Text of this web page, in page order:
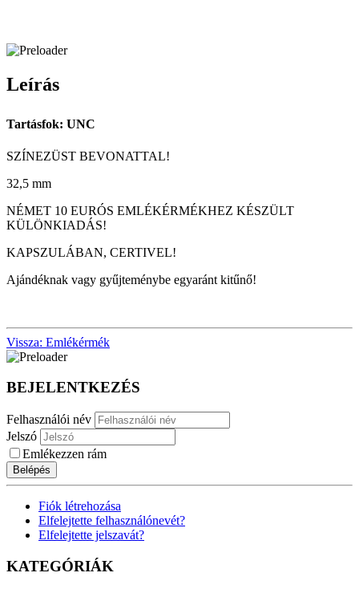
Leírás
Tartásfok: UNC
SZÍNEZÜST BEVONATTAL!
32,5 mm
NÉMET 10 EURÓS EMLÉKÉRMÉKHEZ KÉSZÜLT
KÜLÖNKIADÁS!
KAPSZULÁBAN, CERTIVEL!
Ajándéknak vagy gyűjteménybe egyaránt kitűnő!
Vissza: Emlékérmék
BEJELENTKEZÉS
Felhasználói név
Jelszó
Emlékezzen rám
Belépés
Fiók létrehozása
Elfelejtette felhasználónevét?
Elfelejtette jelszavát?
KATEGÓRIÁK